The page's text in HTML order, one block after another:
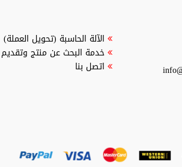
الآلة الحاسبة (تحويل العملة)
خدمة البحث عن منتج
اتصل بنا